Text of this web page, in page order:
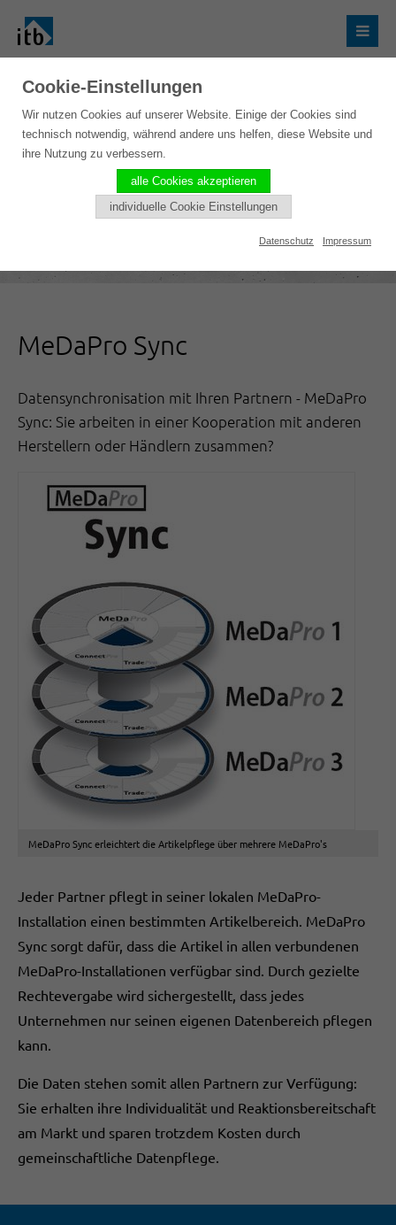
MeDaPro Sync
Datensynchronisation mit Ihren Partnern - MeDaPro
Sync: Sie arbeiten in einer Kooperation mit anderen
Herstellern oder Händlern zusammen?
MeDaPro Sync erleichtert die Artikelpflege über mehrere MeDaPro's
Jeder Partner pflegt in seiner lokalen MeDaPro-
Installation einen bestimmten Artikelbereich. MeDaPro
Sync sorgt dafür, dass die Artikel in allen verbundenen
MeDaPro-Installationen verfügbar sind. Durch gezielte
Rechtevergabe wird sichergestellt, dass jedes
Unternehmen nur seinen eigenen Datenbereich pflegen
kann.
Die Daten stehen somit allen Partnern zur Verfügung:
Sie erhalten ihre Individualität und Reaktionsbereitschaft
am Markt und sparen trotzdem Kosten durch
gemeinschaftliche Datenpflege.
Cookie-Einstellungen
Wir nutzen Cookies auf unserer Website. Einige der Cookies sind
technisch notwendig, während andere uns helfen, diese Website und
ihre Nutzung zu verbessern.
alle Cookies akzeptieren
individuelle Cookie Einstellungen
Datenschutz Impressum